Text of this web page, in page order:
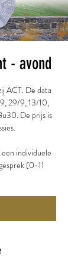
- avond
ACT. De data
29/9, 13/10,
De prijs is
individuele
(0-11